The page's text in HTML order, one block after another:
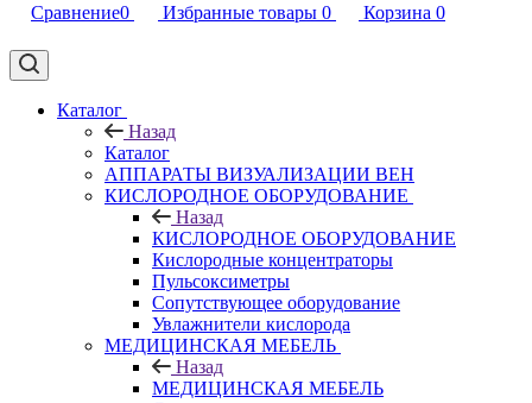
Сравнение0 Избранные товары 0 Корзина 0
Каталог
Назад
Каталог
АППАРАТЫ ВИЗУАЛИЗАЦИИ ВЕН
КИСЛОРОДНОЕ ОБОРУДОВАНИЕ
Назад
КИСЛОРОДНОЕ ОБОРУДОВАНИЕ
Кислородные концентраторы
Пульсоксиметры
Сопутствующее оборудование
Увлажнители кислорода
МЕДИЦИНСКАЯ МЕБЕЛЬ
Назад
МЕДИЦИНСКАЯ МЕБЕЛЬ